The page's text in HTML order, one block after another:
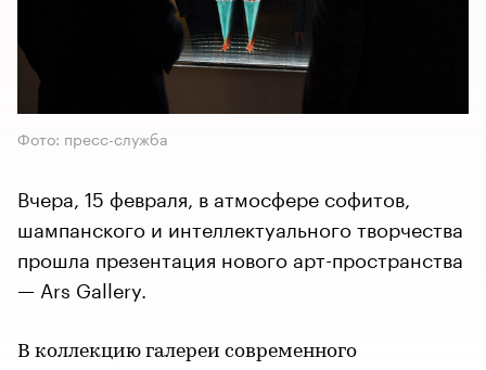
Фото: пресс-служба
Вчера, 15 февраля, в атмосфере софитов,
шампанского и интеллектуального творчества
прошла презентация нового арт-пространства
— Ars Gallerу.
В коллекцию галереи современного